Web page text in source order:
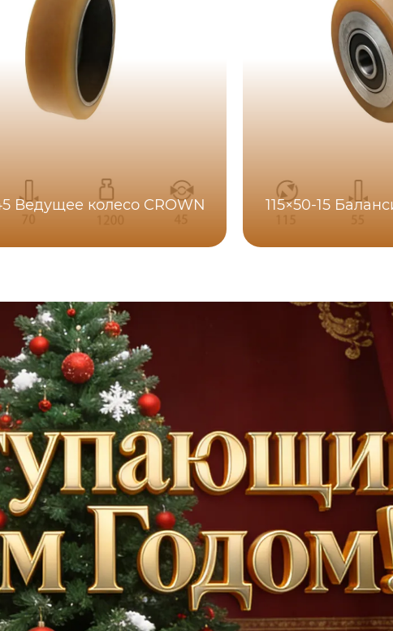
Ведущее колесо CROWN 115×50-15